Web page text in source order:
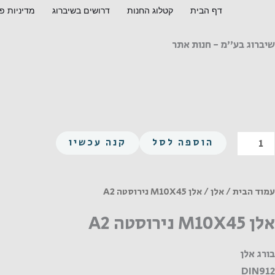
דף הבית קטלוג החנות דרושים בשיברוג מדיניות
שיברוג בע"מ - חנות אתר
כמות
של
M10X45
A2
הוספה לסל קנה עכשיו
עמוד הבית/אלן/ אלן M10X45 נירוסטה A2
אלן M10X45 נירוסטה A2
בורג אלן
DIN912